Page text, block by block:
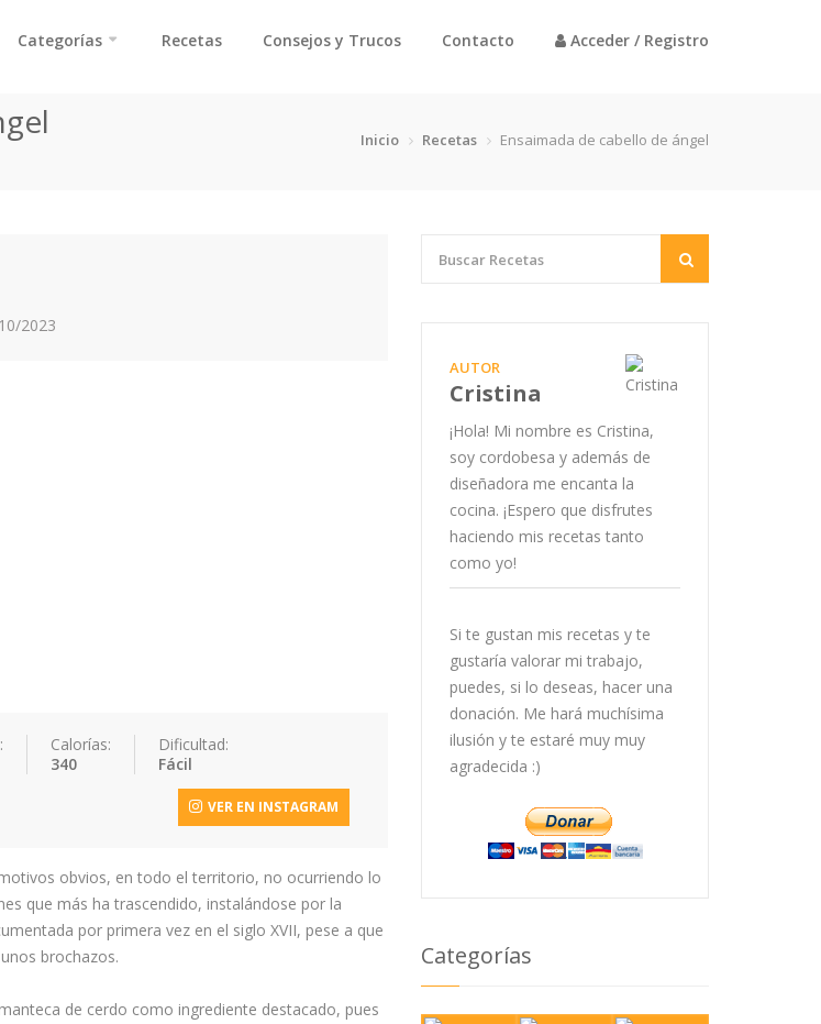
Categorías Recetas Consejos y Trucos Contacto Acceder / Registro
Inicio Recetas Ensaimada de cabello de ángel
2023
Calorías:
340
Dificultad:
Fácil
VER EN INSTAGRAM
obvios, en todo el territorio, no ocurriendo lo
que más ha trascendido, instalándose por la
por primera vez en el siglo XVII, pese a que
brochazos.
de cerdo como ingrediente destacado, pues
AUTOR
Cristina
¡Hola! Mi nombre es Cristina,
soy cordobesa y además de
diseñadora me encanta la
cocina. ¡Espero que disfrutes
haciendo mis recetas tanto
como yo!
Si te gustan mis recetas y te
gustaría valorar mi trabajo,
puedes, si lo deseas, hacer una
donación. Me hará muchísima
ilusión y te estaré muy muy
agradecida :)
Categorías